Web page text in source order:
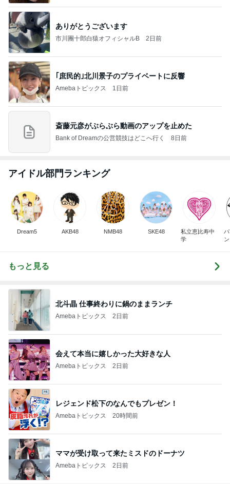
ありがとうございます
市川團十郎白猿オフィシャルB 2日前
｢庶民的｣北川景子のプライベートに反響
Amebaトピックス 1日前
斎藤元彦がぶらぶら動画のアップを止めた
Bank of Dreamの公営競技はどこへ行く 8日前
アイドル部門ランキング
Dream5 AKB48 NMB48 SKE48
私立恵比寿中
学
ン
もっと見る
北斗晶 仕事終わりに鍋のままランチ
Amebaトピックス 2日前
会えて本当に嬉しかった大好きな人
Amebaトピックス 2日前
レジェンド松下のなんでもプレゼン！
Amebaトピックス 20時間前
ママが受け取って来たミスドのドーナツ
Amebaトピックス 2日前